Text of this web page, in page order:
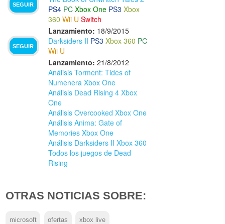
SEGUIR
PS4 PC Xbox One PS3 Xbox
360 Wii U Switch
Lanzamiento: 18/9/2015
SEGUIR
Darksiders II PS3 Xbox 360 PC
Wii U
Lanzamiento: 21/8/2012
Análisis Torment: Tides of
Numenera Xbox One
Análisis Dead Rising 4 Xbox
One
Análisis Overcooked Xbox One
Análisis Anima: Gate of
Memories Xbox One
Análisis Darksiders II Xbox 360
Todos los juegos de Dead
Rising
OTRAS NOTICIAS SOBRE:
microsoft ofertas xbox live